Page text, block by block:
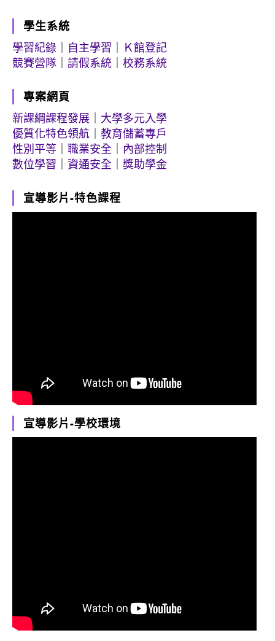
學生系統
學習紀錄
自主學習
Ｋ館登記
競賽營隊
請假系統 校務系統
專案網頁
新課綱課程發展
大學多元入學
優質化特色領航
教育儲蓄專戶
性別平等
職業安全
內部控制
數位學習
資通安全 獎助學金
宣導影片-特色課程
宣導影片-學校環境